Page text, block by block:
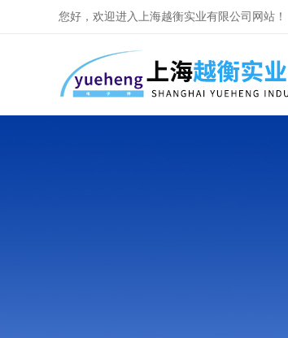
您好，欢迎进入上海越衡实业有限公司网站！